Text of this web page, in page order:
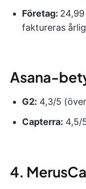
Företag:
faktureras
Asana-
G2: 4,3/5
Capterra: 4,5/
4.